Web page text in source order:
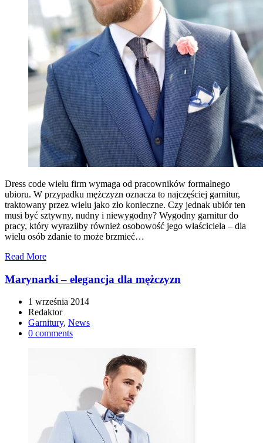
Dress code wielu firm wymaga od pracowników formalnego
ubioru. W przypadku mężczyzn oznacza to najczęściej garnitur,
traktowany przez wielu jako zło konieczne. Czy jednak ubiór ten
musi być sztywny, nudny i niewygodny? Wygodny garnitur do
pracy, który wyraziłby również osobowość jego właściciela – dla
wielu osób zdanie to może brzmieć…
Read More
Marynarki – elegancja dla mężczyzn
1 września 2014
Redaktor
Garnitury, News
0 comments